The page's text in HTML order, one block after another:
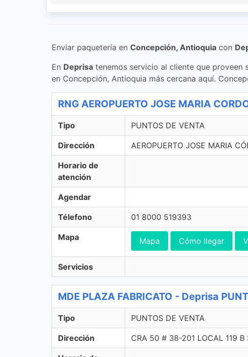
Enviar paquetería en Concepción, Antioquia con
En Deprisa tenemos servicio al cliente que
en Concepción, Antioquia más cercana aquí.
RNG AEROPUERTO JOSE MARIA
Tipo PUNTOS DE VENTA
Dirección AEROPUERTO JOSE MARIA
Horario de
atención
Agendar
Télefono 01 8000 519393
Mapa Mapa Cómo llegar
Servicios
MDE PLAZA FABRICATO - Deprisa
Tipo PUNTOS DE VENTA
Dirección CRA 50 # 38-201 LOCAL 119 B